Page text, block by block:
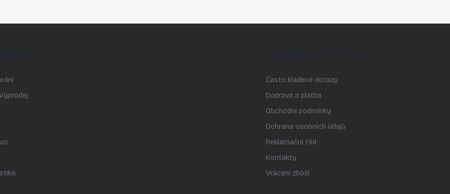
Často kladené dotazy
Doprava a platba
Obchodní podmínky
Ochrana osobních údajů
Reklamační řád
Kontakty
Vrácení zboží